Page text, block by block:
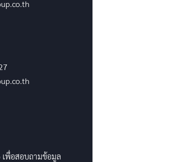
เพื่อสอบถามข้อมูล